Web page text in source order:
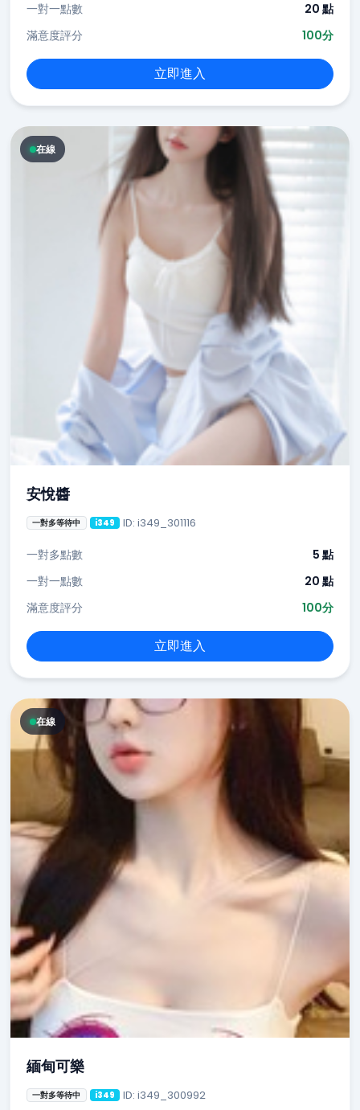
一對一點數
20 點
滿意度評分
100分
立即進入
在線
安悅醬
一對多等待中 i349 ID: i349_301116
一對多點數
5 點
一對一點數
20 點
滿意度評分
100分
立即進入
在線
緬甸可樂
一對多等待中 i349 ID: i349_300992